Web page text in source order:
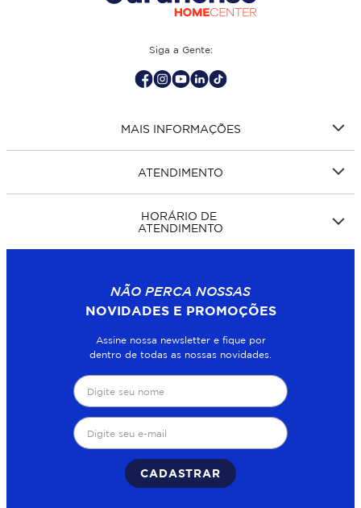
Siga a Gente:
MAIS INFORMAÇÕES
ATENDIMENTO
HORÁRIO DE
ATENDIMENTO
NÃO PERCA NOSSAS
NOVIDADES E PROMOÇÕES
Assine nossa newsletter e fique por
dentro de todas as nossas novidades.
CADASTRAR